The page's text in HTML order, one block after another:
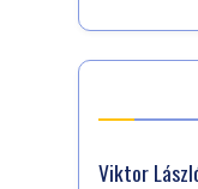
Viktor